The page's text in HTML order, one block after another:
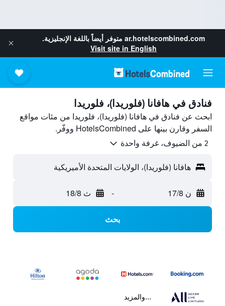
ar.hotelscombined.com متوفر أيضاً باللغة الإنجليزية.
Visit site in English
فنادق في هافانا (فلوريدا)، فلوريدا
ابحث عن فنادق في هافانا (فلوريدا)، فلوريدا من مئات مواقع
السفر وقارن بينها على HotelsCombined ووفّر.
2 من الضيوف، غرفة واحدة
هافانا (فلوريدا)، الولايات المتحدة الأميريكية
ن 17/8 - ث 18/8
بحث
...والمزيد